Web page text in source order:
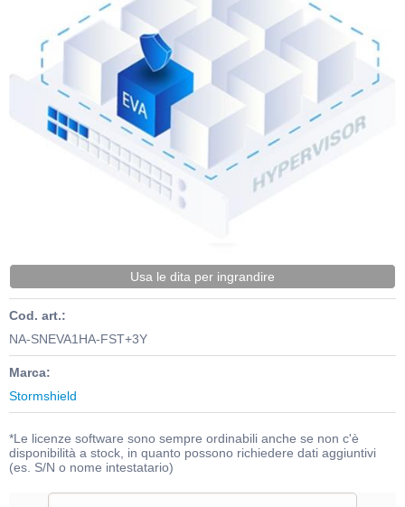
Usa le dita per ingrandire
Cod. art.:
NA-SNEVA1HA-FST+3Y
Marca:
Stormshield
*Le licenze software sono sempre ordinabili anche se non c'è
disponibilità a stock, in quanto possono richiedere dati aggiuntivi
(es. S/N o nome intestatario)